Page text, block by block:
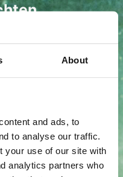
About
and ads, to
to analyse our traffic.
your use of our site with
analytics partners who
20 juni, 2026
natuur.